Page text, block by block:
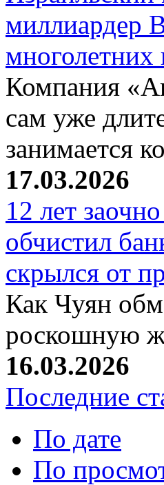
миллиардер
Компания
сам уже
занимается
17.03.2026
12 лет
обчистил
скрылся от
Как Чуян
роскошную
16.03.2026
Последние
По дате
По